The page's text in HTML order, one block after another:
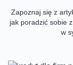
Zapoznaj się z
jak poradzić sobie
w